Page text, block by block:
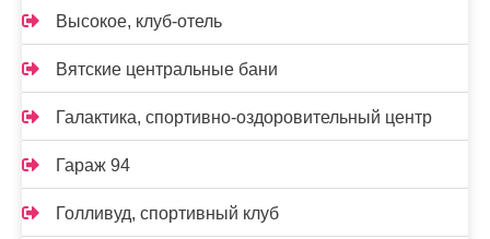
Высокое, клуб-отель
Вятские центральные бани
Галактика, спортивно-оздоровительный центр
Гараж 94
Голливуд, спортивный клуб